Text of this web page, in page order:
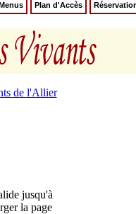
Plan d'Accès
de l'Allier
jusqu'à
la page